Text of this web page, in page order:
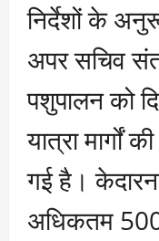
निर्देशों के
अपर सचिव
पशुपालन को
यात्रा मार्गों
गई है।
अधिकतम